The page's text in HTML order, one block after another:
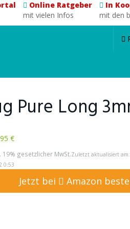
Online Ratgeber
mit vielen Infos
In
mit den
Pure Long
€
19% gesetzlicher MwSt.Zuletzt aktualisiert
0:53
Jetzt bei Amazon